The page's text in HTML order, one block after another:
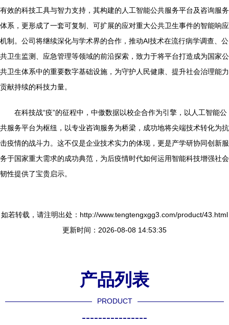
有效的科技工具与智力支持，其构建的人工智能公共服务平台及咨询服务
体系，更形成了一套可复制、可扩展的应对重大公共卫生事件的智能响应
机制。公司将继续深化与学术界的合作，推动AI技术在流行病学调查、公
共卫生监测、应急管理等领域的前沿探索，致力于将平台打造成为国家公
共卫生体系中的重要数字基础设施，为守护人民健康、提升社会治理能力
贡献持续的科技力量。
在科技战“疫”的征程中，中傲数据以校企合作为引擎，以人工智能公
共服务平台为枢纽，以专业咨询服务为桥梁，成功地将尖端技术转化为抗
击疫情的战斗力。这不仅是企业技术实力的体现，更是产学研协同创新服
务于国家重大需求的成功典范，为后疫情时代如何运用智能科技增强社会
韧性提供了宝贵启示。
如若转载，请注明出处：http://www.tengtengxgg3.com/product/43.html
更新时间：2026-08-08 14:53:35
产品列表
PRODUCT
----------------